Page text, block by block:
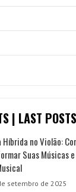
| LAST POSTS
no Violão:
Suas Músicas
setembro de 2025